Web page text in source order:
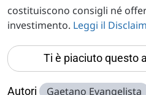
costituiscono consigli né
investimento. Leggi il
Ti è piaciuto questo
Autori Gaetano Evangelista